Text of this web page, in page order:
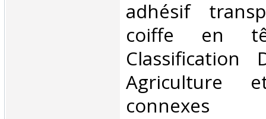
adhésif
coiffe en
Classification
Agriculture
connexes‎